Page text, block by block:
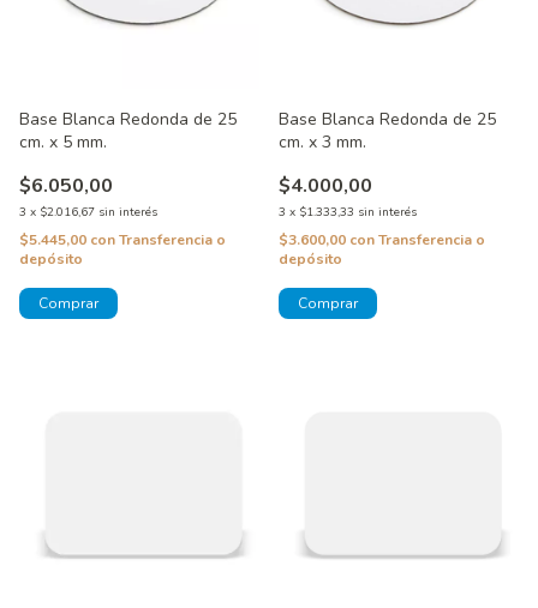
Base Blanca Redonda de 25
cm. x 5 mm.
$6.050,00
3 x $2.016,67 sin interés
$5.445,00 conTransferencia o
depósito
Base Blanca Redonda de 25
cm. x 3 mm.
$4.000,00
3 x $1.333,33 sin interés
$3.600,00 conTransferencia o
depósito